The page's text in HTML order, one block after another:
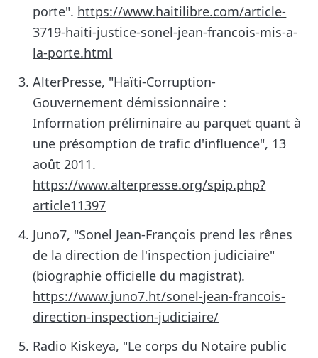
porte". https://www.haitilibre.com/article-
3719-haiti-justice-sonel-jean-francois-mis-a-
la-porte.html
AlterPresse, "Haïti-Corruption-
Gouvernement démissionnaire :
Information préliminaire au parquet quant à
une présomption de trafic d'influence", 13
août 2011.
https://www.alterpresse.org/spip.php?
article11397
Juno7, "Sonel Jean-François prend les rênes
de la direction de l'inspection judiciaire"
(biographie officielle du magistrat).
https://www.juno7.ht/sonel-jean-francois-
direction-inspection-judiciaire/
Radio Kiskeya, "Le corps du Notaire public